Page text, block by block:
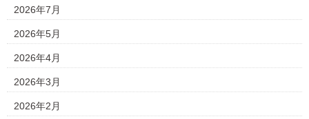
2026年7月
2026年5月
2026年4月
2026年3月
2026年2月